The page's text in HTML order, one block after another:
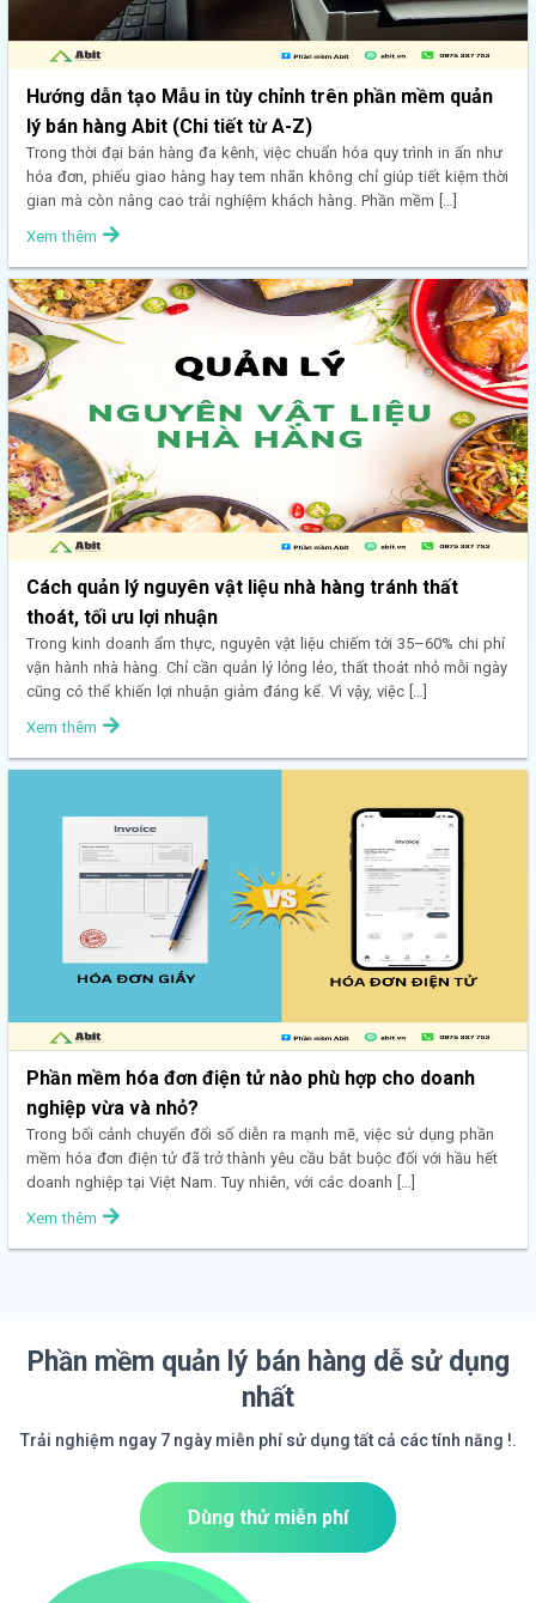
Hướng dẫn tạo Mẫu in tùy chỉnh trên phần mềm quản
lý bán hàng Abit (Chi tiết từ A-Z)
Trong thời đại bán hàng đa kênh, việc chuẩn hóa quy trình in ấn như
hóa đơn, phiếu giao hàng hay tem nhãn không chỉ giúp tiết kiệm thời
gian mà còn nâng cao trải nghiệm khách hàng. Phần mềm […]
Xem thêm
Cách quản lý nguyên vật liệu nhà hàng tránh thất
thoát, tối ưu lợi nhuận
Trong kinh doanh ẩm thực, nguyên vật liệu chiếm tới 35–60% chi phí
vận hành nhà hàng. Chỉ cần quản lý lỏng lẻo, thất thoát nhỏ mỗi ngày
cũng có thể khiến lợi nhuận giảm đáng kể. Vì vậy, việc […]
Xem thêm
Phần mềm hóa đơn điện tử nào phù hợp cho doanh
nghiệp vừa và nhỏ?
Trong bối cảnh chuyển đổi số diễn ra mạnh mẽ, việc sử dụng phần
mềm hóa đơn điện tử đã trở thành yêu cầu bắt buộc đối với hầu hết
doanh nghiệp tại Việt Nam. Tuy nhiên, với các doanh […]
Xem thêm
Phần mềm quản lý bán hàng dễ sử dụng
nhất
Trải nghiệm ngay 7 ngày miễn phí sử dụng tất cả các tính năng !.
Dùng thử miễn phí